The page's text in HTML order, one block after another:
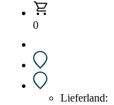
0
Lieferland: